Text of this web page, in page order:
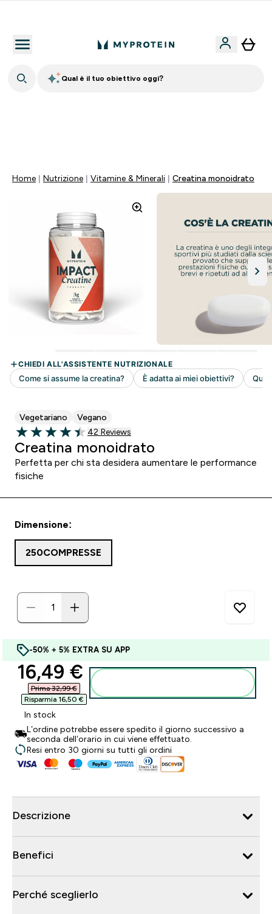
Qual è il tuo obiettivo oggi?
Home Nutrizione Vitamine & Minerali Creatina monoidrato
Vegetariano Vegano
4.43 out of 5 stars
42 customer reviews
42 Reviews
Creatina monoidrato
Perfetta per chi sta desidera aumentare le performance
fisiche
Dimensione:
250COMPRESSE
-50% + 5% EXTRA SU APP
discounted price
16,49 €‎
Prima 32,99 €‎
Risparmia 16,50 €‎
In stock
L’ordine potrebbe essere spedito il giorno successivo a
seconda dell’orario in cui viene effettuato.
Resi entro 30 giorni su tutti gli ordini
Descrizione
Benefici
Perché sceglierlo